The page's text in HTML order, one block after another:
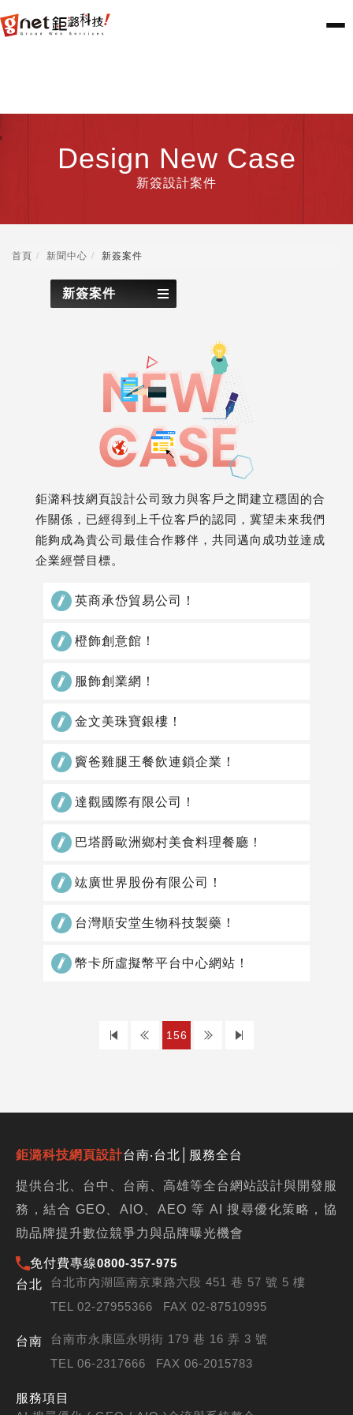
Design New Case
新簽設計案件
首頁 新聞中心 新簽案件
新簽案件
鉅潞科技網頁設計公司致力與客戶之間建立穩固的合
作關係，已經得到上千位客戶的認同，冀望未來我們
能夠成為貴公司最佳合作夥伴，共同邁向成功並達成
企業經營目標。
英商承岱貿易公司！
橙飾創意館！
服飾創業網！
金文美珠寶銀樓！
竇爸雞腿王餐飲連鎖企業！
達觀國際有限公司！
巴塔爵歐洲鄉村美食料理餐廳！
竑廣世界股份有限公司！
台灣順安堂生物科技製藥！
幣卡所虛擬幣平台中心網站！
上 156 下
鉅潞科技網頁設計台南‧台北│服務全台
提供台北、台中、台南、高雄等全台網站設計與開發服
務，結合 GEO、AIO、AEO 等 AI 搜尋優化策略，協
助品牌提升數位競爭力與品牌曝光機會
免付費專線0800-357-975
台北
台北市內湖區南京東路六段 451 巷 57 號 5 樓
TEL 02-27955366
FAX 02-87510995
台南
台南市永康區永明街 179 巷 16 弄 3 號
TEL 06-2317666
FAX 06-2015783
服務項目